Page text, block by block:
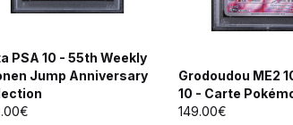
PSA 10 - 55th Weekly
Jump Anniversary
Grodoudou ME2
10 - Carte
149.00€